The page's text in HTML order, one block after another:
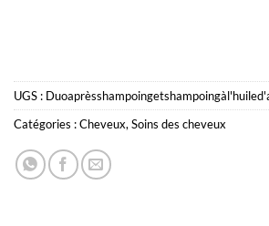
UGS :
Catégories :Cheveux, Soins des cheveux